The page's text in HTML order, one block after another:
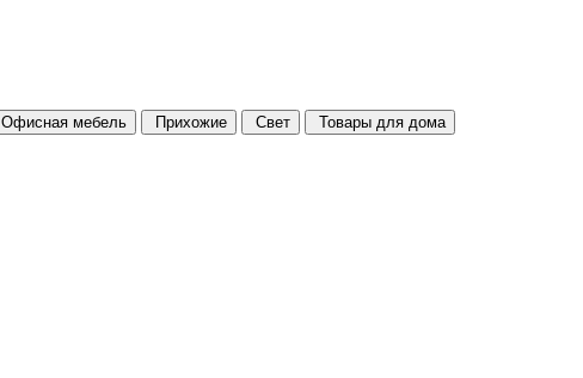
Офисная мебель Прихожие Свет
Товары для дома